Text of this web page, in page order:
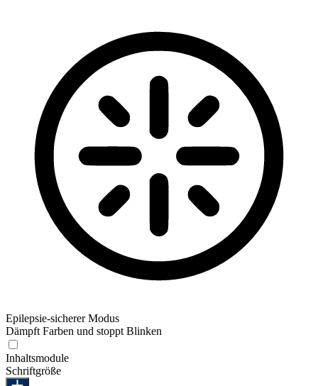
Epilepsie-sicherer Modus
Dämpft Farben und stoppt Blinken
Inhaltsmodule
Schriftgröße